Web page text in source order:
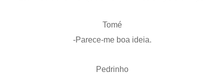
Tomé
-Parece-me boa ideia.
Pedrinho